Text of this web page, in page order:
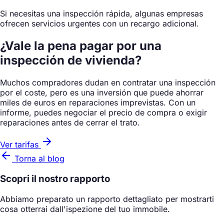
Si necesitas una inspección rápida, algunas empresas
ofrecen servicios urgentes con un recargo adicional.
¿Vale la pena pagar por una
inspección de vivienda?
Muchos compradores dudan en contratar una inspección
por el coste, pero es una inversión que puede ahorrar
miles de euros en reparaciones imprevistas. Con un
informe, puedes negociar el precio de compra o exigir
reparaciones antes de cerrar el trato.
Ver tarifas
Torna al blog
Scopri il nostro rapporto
Abbiamo preparato un rapporto dettagliato per mostrarti
cosa otterrai dall'ispezione del tuo immobile.